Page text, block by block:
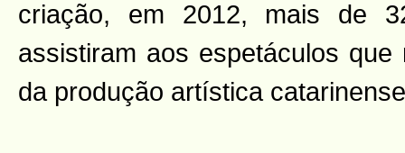
criação, em 2012, mais de
assistiram aos espetáculos que
da produção artística